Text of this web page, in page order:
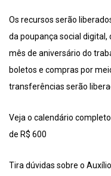
Os recursos serão
da poupança social
mês de aniversário do
boletos e compras por
transferências serão
Veja o calendário
de R$ 600
Tira dúvidas sobre o